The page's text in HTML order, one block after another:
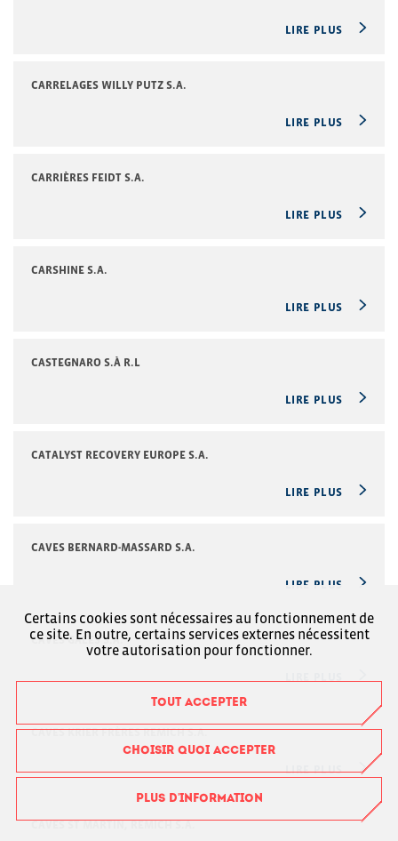
LIRE PLUS
CARRELAGES WILLY PUTZ S.A.
LIRE PLUS
CARRIÈRES FEIDT S.A.
LIRE PLUS
CARSHINE S.A.
LIRE PLUS
CASTEGNARO S.À R.L
LIRE PLUS
CATALYST RECOVERY EUROPE S.A.
LIRE PLUS
CAVES BERNARD-MASSARD S.A.
LIRE PLUS
CAVES GALES S.A.
CAVES KRIER FRÈRES REMICH S.A.
LIRE PLUS
CAVES ST MARTIN, REMICH S.A.
Certains cookies sont nécessaires au fonctionnement de
ce site. En outre, certains services externes nécessitent
votre autorisation pour fonctionner.
TOUT ACCEPTER
CHOISIR QUOI ACCEPTER
PLUS D'INFORMATION